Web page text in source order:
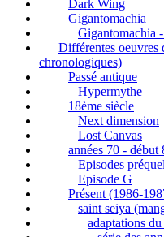
Dark Wing
Gigantomachia
Gigantomachia
Différentes oeuvres
chronologiques)
Passé antique
Hypermythe
18ème siècle
Next dimension
Lost Canvas
années 70 - début
Episodes
Episode G
Présent (1986-
saint seiya
adaptations